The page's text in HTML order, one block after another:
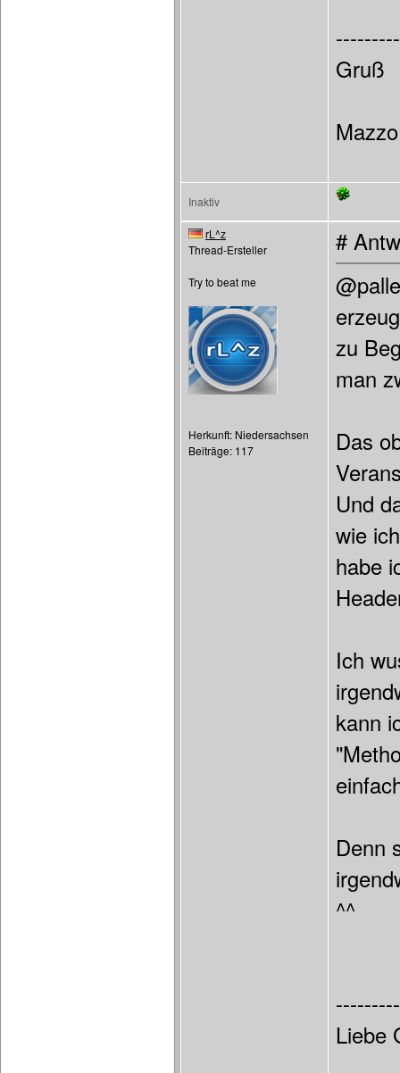
Gruß
Mazzo
Inaktiv
rL^z
Thread-Ersteller
Try to beat me
Herkunft: Niedersachsen
Beiträge: 117
#
zu
man
Das
Und
wie
habe
Ich
kann
Denn
^^
Liebe